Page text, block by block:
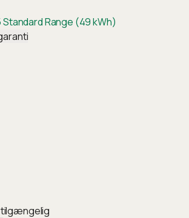
Standard Range (49 kWh)
tilgængelig